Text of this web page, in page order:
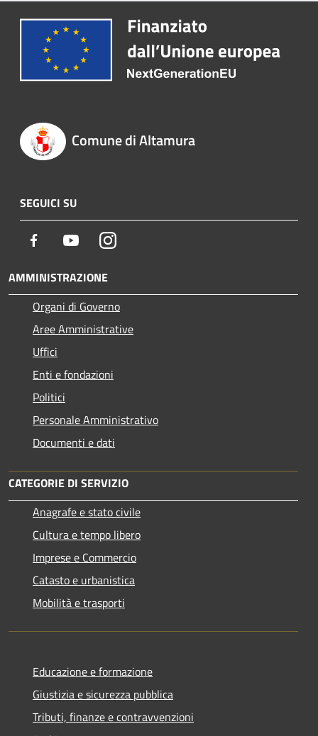
Comune di Altamura
SEGUICI SU
Facebook YoutubeInstagram
AMMINISTRAZIONE
Organi di Governo
Aree Amministrative
Uffici
Enti e fondazioni
Politici
Personale Amministrativo
Documenti e dati
CATEGORIE DI SERVIZIO
Anagrafe e stato civile
Cultura e tempo libero
Imprese e Commercio
Catasto e urbanistica
Mobilità e trasporti
Educazione e formazione
Giustizia e sicurezza pubblica
Tributi, finanze e contravvenzioni